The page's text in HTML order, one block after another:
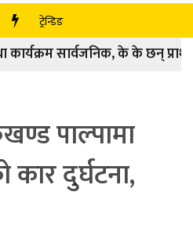
ट्रेन्डिङ
सार्वजनिक, के के छन्
पाल्पामा
कार दुर्घटना,